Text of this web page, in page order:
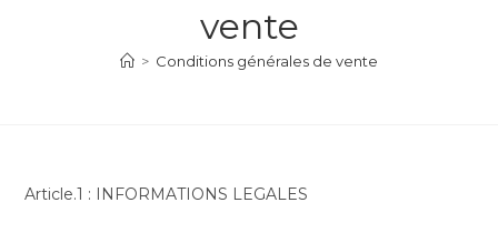
vente
> Conditions générales de vente
Article.1 : INFORMATIONS LEGALES